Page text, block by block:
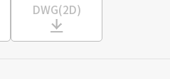
DWG(2D)